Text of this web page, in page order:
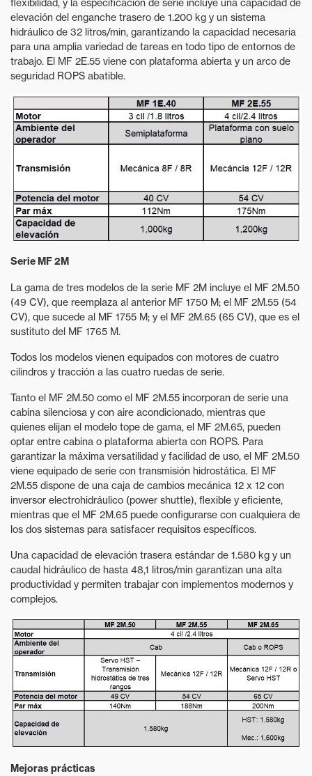
elevación del enganche trasero de 1.200 kg y un sistema
hidráulico de 32 litros/min, garantizando la capacidad necesaria
para una amplia variedad de tareas en todo tipo de entornos de
trabajo. El MF 2E.55 viene con plataforma abierta y un arco de
seguridad ROPS abatible.
Serie MF 2M
La gama de tres modelos de la serie MF 2M incluye el MF 2M.50
(49 CV), que reemplaza al anterior MF 1750 M; el MF 2M.55 (54
CV), que sucede al MF 1755 M; y el MF 2M.65 (65 CV), que es el
sustituto del MF 1765 M.
Todos los modelos vienen equipados con motores de cuatro
cilindros y tracción a las cuatro ruedas de serie.
Tanto el MF 2M.50 como el MF 2M.55 incorporan de serie una
cabina silenciosa y con aire acondicionado, mientras que
quienes elijan el modelo tope de gama, el MF 2M.65, pueden
optar entre cabina o plataforma abierta con ROPS. Para
garantizar la máxima versatilidad y facilidad de uso, el MF 2M.50
viene equipado de serie con transmisión hidrostática. El MF
2M.55 dispone de una caja de cambios mecánica 12 x 12 con
inversor electrohidráulico (power shuttle), flexible y eficiente,
mientras que el MF 2M.65 puede configurarse con cualquiera de
los dos sistemas para satisfacer requisitos específicos.
Una capacidad de elevación trasera estándar de 1.580 kg y un
caudal hidráulico de hasta 48,1 litros/min garantizan una alta
productividad y permiten trabajar con implementos modernos y
complejos.
Mejoras prácticas